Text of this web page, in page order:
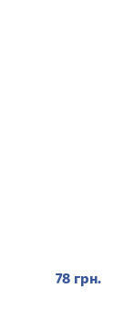
78 грн.